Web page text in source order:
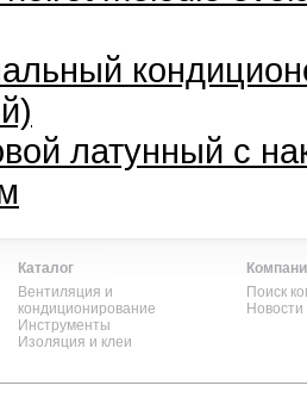
латунный с
Каталог
Вентиляция и
кондиционирование
Инструменты
Изоляция и клеи
Поиск